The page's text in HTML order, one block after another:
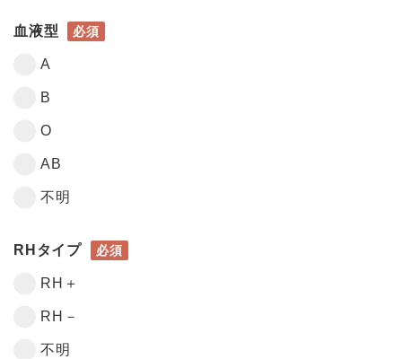
血液型 必須
A
B
O
AB
不明
RHタイプ 必須
RH＋
RH－
不明